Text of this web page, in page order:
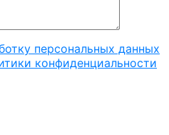
персональных данных
конфиденциальности